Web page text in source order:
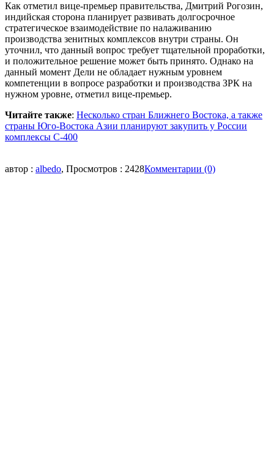
Как отметил вице-премьер правительства, Дмитрий Рогозин,
индийская сторона планирует развивать долгосрочное
стратегическое взаимодействие по налаживанию
производства зенитных комплексов внутри страны. Он
уточнил, что данный вопрос требует тщательной проработки,
и положительное решение может быть принято. Однако на
данный момент Дели не обладает нужным уровнем
компетенции в вопросе разработки и производства ЗРК на
нужном уровне, отметил вице-премьер.
Читайте также: Несколько стран Ближнего Востока, а также
страны Юго-Востока Азии планируют закупить у России
комплексы С-400
автор : albedo, Просмотров : 2428Комментарии (0)